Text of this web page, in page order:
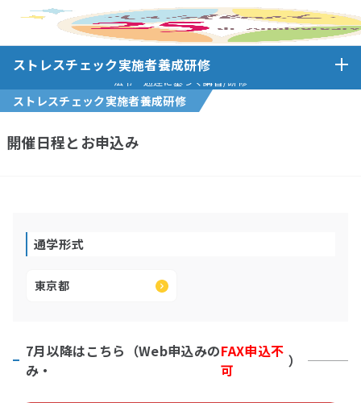
ホーム ストレスチェック実施者養成研修
ストレスチェック実施者養成研修
法令・通達に基づく講習/研修
ストレスチェック実施者養成研修
開催日程とお申込み
通学形式
東京都
7月以降はこちら（Web申込みの
み・
FAX申込不
可
）